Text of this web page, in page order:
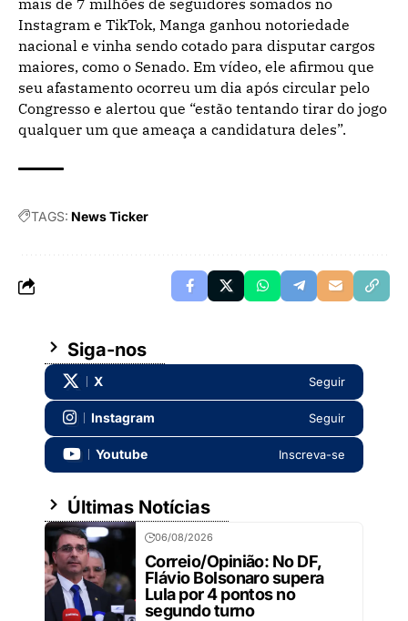
Instagram e TikTok, Manga ganhou notoriedade
nacional e vinha sendo cotado para disputar cargos
maiores, como o Senado. Em vídeo, ele afirmou que
seu afastamento ocorreu um dia após circular pelo
Congresso e alertou que “estão tentando tirar do jogo
qualquer um que ameaça a candidatura deles”.
TAGS: News Ticker
Siga-nos
X Seguir
Instagram Seguir
Youtube Inscreva-se
Últimas Notícias
06/08/2026
Correio/Opinião: No DF,
Flávio Bolsonaro supera
Lula por 4 pontos no
segundo turno